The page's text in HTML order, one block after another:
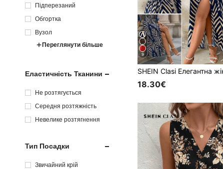
Підперезаний
Обгортка
Вузол
Переглянути більше
Еластичність Тканини
Не розтягується
Середня розтяжність
Невелике розтягнення
Тип Посадки
Звичайний крій
9
18.30€